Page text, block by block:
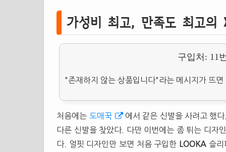
가성비 최고, 만족도 최고의
구입처: 11
"존재하지 않는 상품입니다"라는 메시지가 뜨
처음에는 도매꾹
에서 같은 신발을 사려고 했
다른 신발을 찾았다. 다만 이번에는 좀 튀는 디자
다. 얼핏 디자인만 보면 처음 구입한
LOOKA 슬리